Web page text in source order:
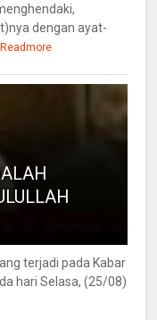
dengan ayat-
Readmore
terjadi pada Kabar
hari Selasa, (25/08)